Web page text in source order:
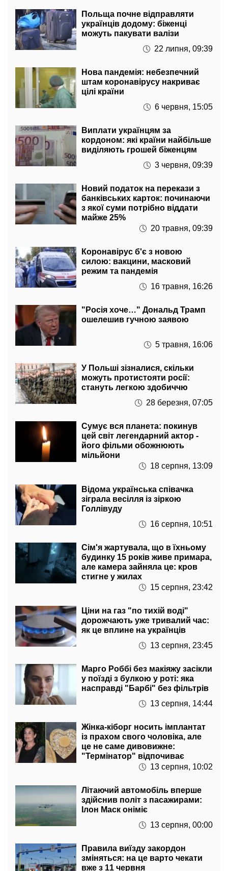
можуть пакувати валізи
22 липня, 09:39
Нова пандемія: небезпечний
цілі країни
6 червня, 15:05
Виплати українцям за
виділяють грошей біженцям
3 червня, 09:39
Новий податок на перекази з
з якої суми потрібно віддати
майже 25%
20 травня, 09:39
Коронавірус б'є з новою
режим та пандемія
16 травня, 16:26
"Росія хоче…" Дональд Трамп
5 травня, 16:06
У Польші зізналися, скільки
стануть легкою здобиччю
28 березня, 07:05
Сумує вся планета: покинув
його фільми обожнюють
мільйони
18 серпня, 13:09
Відома українська співачка
Голлівуду
16 серпня, 10:51
Сім'я жартувала, що в їхньому
але камера зайняла це: кров
стигне у жилах
15 серпня, 23:42
Ціни на газ "по тихій воді"
як це вплине на українців
13 серпня, 23:45
Марго Роббі без макіяжу засікли
насправді "Барбі" без фільтрів
13 серпня, 14:44
Жінка-кіборг носить імплантат
це не саме дивовижне:
"Термінатор" відпочиває
13 серпня, 10:02
Літаючий автомобіль вперше
Ілон Маск оніміє
13 серпня, 00:00
Правила виїзду закордон
вже з 11 червня
30 травня, 15:06